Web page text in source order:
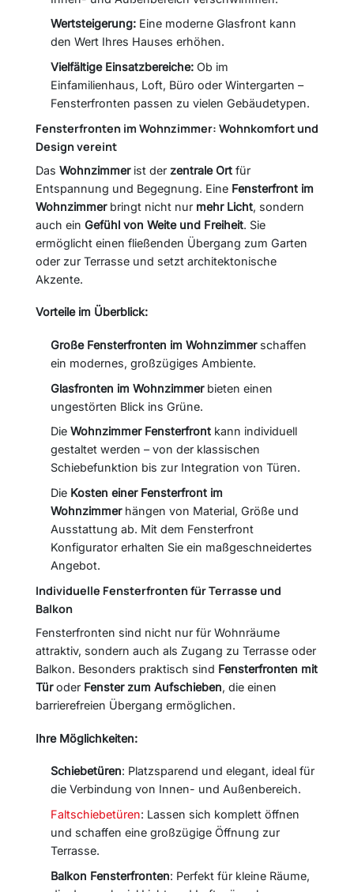
Wertsteigerung:Eine moderne Glasfront kann
den Wert Ihres Hauses erhöhen.
Vielfältige Einsatzbereiche:Ob im
Einfamilienhaus, Loft, Büro oder Wintergarten –
Fensterfronten passen zu vielen Gebäudetypen.
Fensterfronten im Wohnzimmer: Wohnkomfort und
Design vereint
Das Wohnzimmerist der zentrale Ort für
Entspannung und Begegnung. Eine Fensterfront im
Wohnzimmerbringt nicht nur mehr Licht, sondern
auch ein Gefühl von Weite und Freiheit. Sie
ermöglicht einen fließenden Übergang zum Garten
oder zur Terrasse und setzt architektonische
Akzente.
Vorteile im Überblick:
Große Fensterfronten im Wohnzimmerschaffen
ein modernes, großzügiges Ambiente.
Glasfronten im Wohnzimmerbieten einen
ungestörten Blick ins Grüne.
Die Wohnzimmer Fensterfrontkann individuell
gestaltet werden – von der klassischen
Schiebefunktion bis zur Integration von Türen.
Die Kosten einer Fensterfront im
Wohnzimmerhängen von Material, Größe und
Ausstattung ab. Mit dem Fensterfront
Konfigurator erhalten Sie ein maßgeschneidertes
Angebot.
Individuelle Fensterfronten für Terrasse und
Balkon
Fensterfronten sind nicht nur für Wohnräume
attraktiv, sondern auch als Zugang zu Terrasse oder
Balkon. Besonders praktisch sind Fensterfronten mit
Türoder Fenster zum Aufschieben, die einen
barrierefreien Übergang ermöglichen.
Ihre Möglichkeiten:
Schiebetüren: Platzsparend und elegant, ideal für
die Verbindung von Innen- und Außenbereich.
Faltschiebetüren: Lassen sich komplett öffnen
und schaffen eine großzügige Öffnung zur
Terrasse.
Balkon Fensterfronten: Perfekt für kleine Räume,